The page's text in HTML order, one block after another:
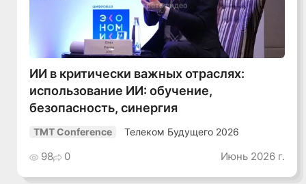
Смотреть видео
ИИ в критически важных отраслях:
использование ИИ: обучение,
безопасность, синергия
TMT Conference Телеком Будущего 2026
98 0 Июнь 2026 г.